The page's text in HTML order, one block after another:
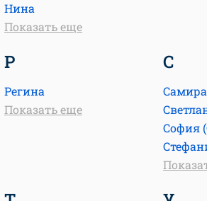
Нина
Показать еще
Р
Регина
Показать еще
С
Самира
София